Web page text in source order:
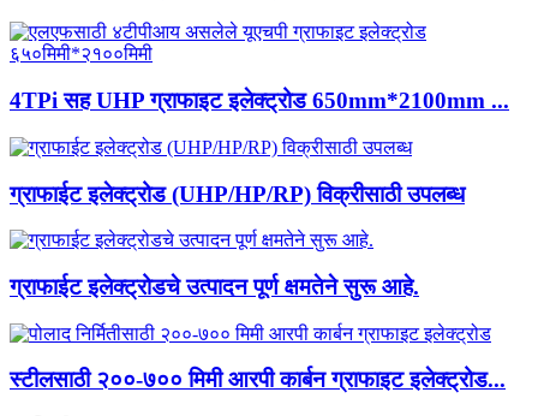
4TPi सह UHP ग्राफाइट इलेक्ट्रोड 650mm*2100mm ...
ग्राफाईट इलेक्ट्रोड (UHP/HP/RP) विक्रीसाठी उपलब्ध
ग्राफाईट इलेक्ट्रोडचे उत्पादन पूर्ण क्षमतेने सुरू आहे.
स्टीलसाठी २००-७०० मिमी आरपी कार्बन ग्राफाइट इलेक्ट्रोड...